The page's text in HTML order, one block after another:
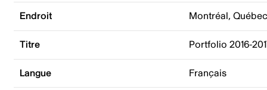
Endroit Montréal,
Titre Portfolio 2016-
Langue Français